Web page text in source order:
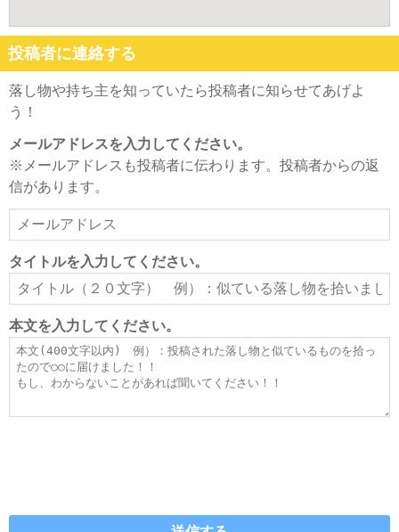
投稿者に連絡する
落し物や持ち主を知っていたら投稿者に知らせてあげよ
う！
メールアドレスを入力してください。
※メールアドレスも投稿者に伝わります。投稿者からの返
信があります。
ー
ル
ア
ド
レ
ス
タイトルを入力してください。
タ
イ
ト
ル
本文を入力してください。
本
文